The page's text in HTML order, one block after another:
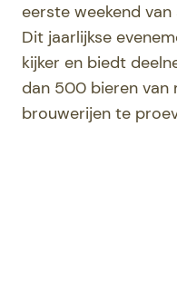
eerste weekend
Dit jaarlijkse
kijker en biedt
dan 500 bieren van
brouwerijen te